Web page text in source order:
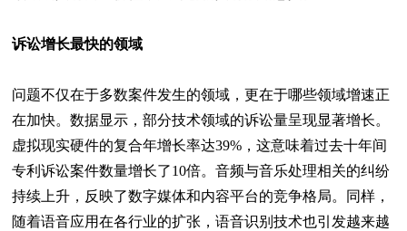
诉讼增长最快的领域
问题不仅在于多数案件发生的领域，更在于哪些领域增速正
在加快。数据显示，部分技术领域的诉讼量呈现显著增长。
虚拟现实硬件的复合年增长率达39%，这意味着过去十年间
专利诉讼案件数量增长了10倍。音频与音乐处理相关的纠纷
持续上升，反映了数字媒体和内容平台的竞争格局。同样，
随着语音应用在各行业的扩张，语音识别技术也引发越来越